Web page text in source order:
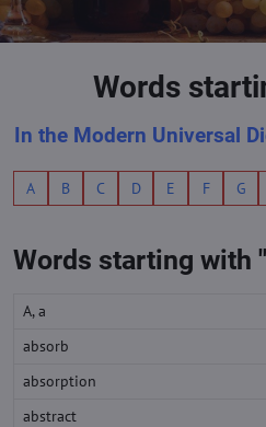
Words
In the Modern Universal
A B C D E F G
Words starting with
A, a
absorb
absorption
abstract